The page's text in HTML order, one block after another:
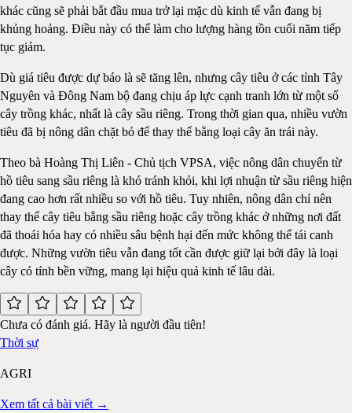
khác cũng sẽ phải bắt đầu mua trở lại mặc dù kinh tế vẫn đang bị
khủng hoảng. Điều này có thể làm cho lượng hàng tồn cuối năm tiếp
tục giảm.
Dù giá tiêu được dự báo là sẽ tăng lên, nhưng cây tiêu ở các tỉnh Tây
Nguyên và Đông Nam bộ đang chịu áp lực cạnh tranh lớn từ một số
cây trồng khác, nhất là cây sầu riêng. Trong thời gian qua, nhiều vườn
tiêu đã bị nông dân chặt bỏ để thay thế bằng loại cây ăn trái này.
Theo bà Hoàng Thị Liên - Chủ tịch VPSA, việc nông dân chuyển từ
hồ tiêu sang sầu riêng là khó tránh khỏi, khi lợi nhuận từ sầu riêng hiện
đang cao hơn rất nhiều so với hồ tiêu. Tuy nhiên, nông dân chỉ nên
thay thế cây tiêu bằng sầu riêng hoặc cây trồng khác ở những nơi đất
đã thoái hóa hay có nhiều sâu bệnh hại đến mức không thể tái canh
được. Những vườn tiêu vẫn đang tốt cần được giữ lại bởi đây là loại
cây có tính bền vững, mang lại hiệu quả kinh tế lâu dài.
Chưa có đánh giá. Hãy là người đầu tiên!
Thời sự
AGRI
Xem tất cả bài viết →